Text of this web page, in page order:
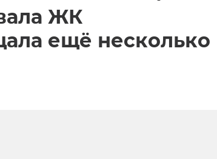
ЖК
ещё несколько